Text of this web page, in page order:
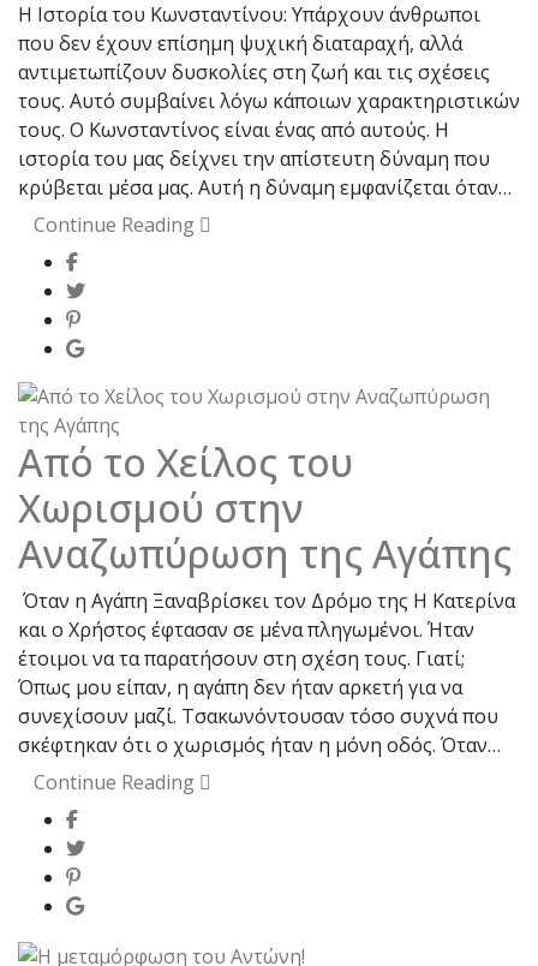
Η Ιστορία του Κωνσταντίνου: Υπάρχουν άνθρωποι
που δεν έχουν επίσημη ψυχική διαταραχή, αλλά
αντιμετωπίζουν δυσκολίες στη ζωή και τις σχέσεις
τους. Αυτό συμβαίνει λόγω κάποιων χαρακτηριστικών
τους. Ο Κωνσταντίνος είναι ένας από αυτούς. Η
ιστορία του μας δείχνει την απίστευτη δύναμη που
κρύβεται μέσα μας. Αυτή η δύναμη εμφανίζεται όταν…
Continue Reading
Από το Χείλος του
Χωρισμού στην
Αναζωπύρωση της Αγάπης
Όταν η Αγάπη Ξαναβρίσκει τον Δρόμο της Η Κατερίνα
και ο Χρήστος έφτασαν σε μένα πληγωμένοι. Ήταν
έτοιμοι να τα παρατήσουν στη σχέση τους. Γιατί;
Όπως μου είπαν, η αγάπη δεν ήταν αρκετή για να
συνεχίσουν μαζί. Τσακωνόντουσαν τόσο συχνά που
σκέφτηκαν ότι ο χωρισμός ήταν η μόνη οδός. Όταν…
Continue Reading